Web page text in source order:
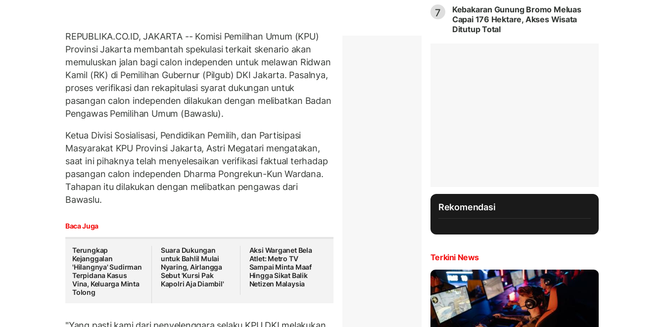
REPUBLIKA.CO.ID, JAKARTA -- Komisi Pemilihan Umum (KPU)
Provinsi Jakarta membantah spekulasi terkait skenario akan
memuluskan jalan bagi calon independen untuk melawan Ridwan
Kamil (RK) di Pemilihan Gubernur (Pilgub) DKI Jakarta. Pasalnya,
proses verifikasi dan rekapitulasi syarat dukungan untuk
pasangan calon independen dilakukan dengan melibatkan Badan
Pengawas Pemilihan Umum (Bawaslu).
Ketua Divisi Sosialisasi, Pendidikan Pemilih, dan Partisipasi
Masyarakat KPU Provinsi Jakarta, Astri Megatari mengatakan,
saat ini pihaknya telah menyelesaikan verifikasi faktual terhadap
pasangan calon independen Dharma Pongrekun-Kun Wardana.
Tahapan itu dilakukan dengan melibatkan pengawas dari
Bawaslu.
Baca Juga
Terungkap
Kejanggalan
'Hilangnya' Sudirman
Terpidana Kasus
Vina, Keluarga Minta
Tolong
Suara Dukungan
untuk Bahlil Mulai
Nyaring, Airlangga
Sebut 'Kursi Pak
Kapolri Aja Diambil'
Aksi Warganet Bela
Atlet: Metro TV
Sampai Minta Maaf
Hingga Sikat Balik
Netizen Malaysia
7
Kebakaran Gunung Bromo Meluas
Capai 176 Hektare, Akses Wisata
Ditutup Total
Rekomendasi
Terkini News